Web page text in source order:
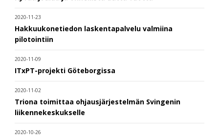
2020-11-23
Hakkuukonetiedon laskentapalvelu valmiina
pilotointiin
2020-11-09
ITxPT-projekti Göteborgissa
2020-11-02
Triona toimittaa ohjausjärjestelmän Svingenin
liikennekeskukselle
2020-10-26